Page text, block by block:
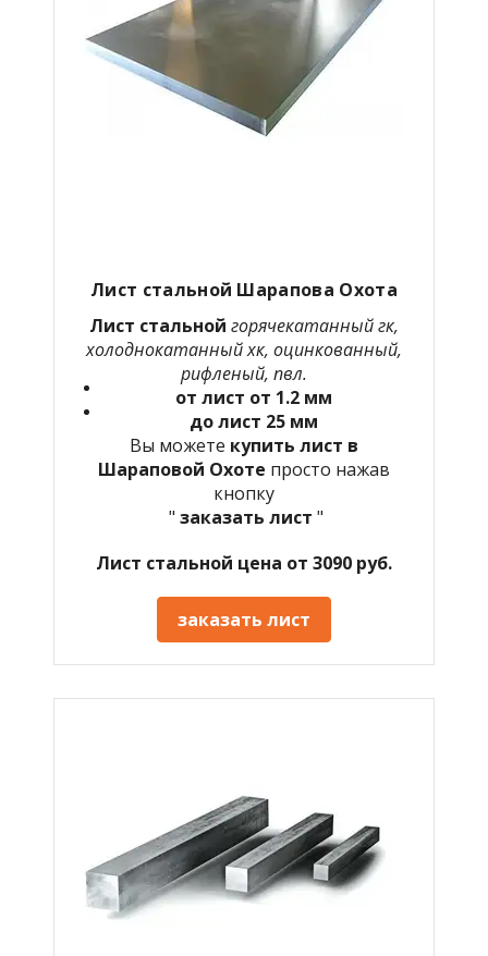
Лист стальной Шарапова Охота
Лист стальной горячекатанный гк,
холоднокатанный хк, оцинкованный,
рифленый, пвл.
от лист от 1.2 мм
до лист 25 мм
Вы можете купить лист в
Шараповой Охоте просто нажав
кнопку
" заказать лист "
Лист стальной цена от 3090 руб.
заказать лист